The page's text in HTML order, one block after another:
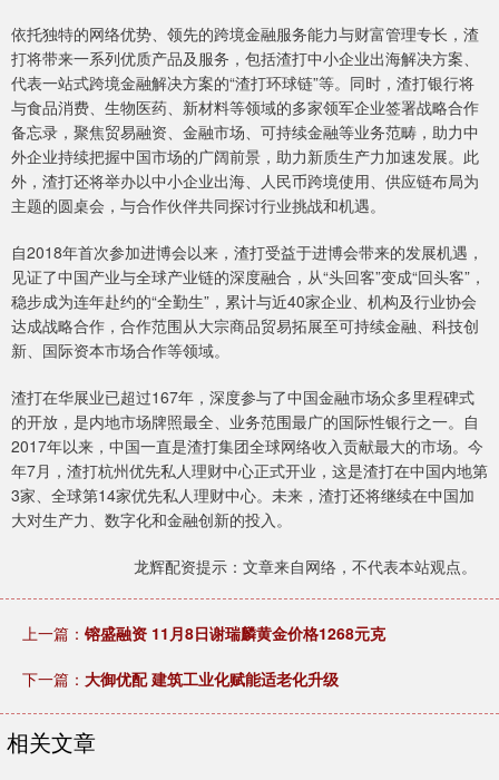
依托独特的网络优势、领先的跨境金融服务能力与财富管理专长，渣
打将带来一系列优质产品及服务，包括渣打中小企业出海解决方案、
代表一站式跨境金融解决方案的“渣打环球链”等。同时，渣打银行将
与食品消费、生物医药、新材料等领域的多家领军企业签署战略合作
备忘录，聚焦贸易融资、金融市场、可持续金融等业务范畴，助力中
外企业持续把握中国市场的广阔前景，助力新质生产力加速发展。此
外，渣打还将举办以中小企业出海、人民币跨境使用、供应链布局为
主题的圆桌会，与合作伙伴共同探讨行业挑战和机遇。
自2018年首次参加进博会以来，渣打受益于进博会带来的发展机遇，
见证了中国产业与全球产业链的深度融合，从“头回客”变成“回头客”，
稳步成为连年赴约的“全勤生”，累计与近40家企业、机构及行业协会
达成战略合作，合作范围从大宗商品贸易拓展至可持续金融、科技创
新、国际资本市场合作等领域。
渣打在华展业已超过167年，深度参与了中国金融市场众多里程碑式
的开放，是内地市场牌照最全、业务范围最广的国际性银行之一。自
2017年以来，中国一直是渣打集团全球网络收入贡献最大的市场。今
年7月，渣打杭州优先私人理财中心正式开业，这是渣打在中国内地第
3家、全球第14家优先私人理财中心。未来，渣打还将继续在中国加
大对生产力、数字化和金融创新的投入。
龙辉配资提示：文章来自网络，不代表本站观点。
上一篇： 镕盛融资 11月8日谢瑞麟黄金价格1268元克
下一篇： 大御优配 建筑工业化赋能适老化升级
相关文章